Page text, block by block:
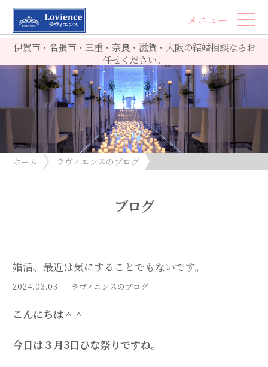
伊賀市・名張市・三重・奈良・滋賀・大阪の結婚相談ならお
任せください。
メニュー
ホーム
ラヴィエンスのブログ
ブログ
婚活、最近は気にすることでもないです。
2024.03.03 ラヴィエンスのブログ
こんにちは＾＾
今日は３月3日ひな祭りですね。